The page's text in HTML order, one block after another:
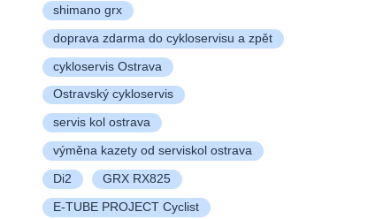
shimano grx
doprava zdarma do cykloservisu a zpět
cykloservis Ostrava
Ostravský cykloservis
servis kol ostrava
výměna kazety od serviskol ostrava
Di2 GRX RX825
E-TUBE PROJECT Cyclist